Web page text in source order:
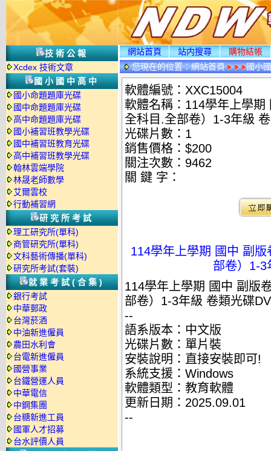
技術公報
Xcdex 技術文章
國小國中高中
國小命題題庫光碟
國中命題題庫光碟
高中命題題庫光碟
國小補習班教學光碟
國中補習班教育光碟
高中補習班教學光碟
翰林雲端學院
林晟老師數學
艾爾雲校
行動補習網
研究所考試
理工研究所(單科)
商管研究所(單科)
文科藝術傳播(單科)
研究所考試(套裝)
就業考試(合集)
銀行考試
中華郵政
台灣菸酒
中油新進僱員
農田水利會
台電新進僱員
國營事業
台鐵營運人員
中華電信
中鋼集團
台糖新進工員
國軍人才招募
台水評價人員
網站首頁 站内搜尋
購物結帳
您現在的位置：網站首頁 國小
軟體編號：XXC15004
軟體名稱：114學年上學
全科目.全部卷）1-3年級
光碟片數：1
銷售價格：$200
關注次數： 9462
關 鍵 字：
114學年上學期 國中 副
部卷）1-3
114學年上學期 國中 副版
部卷）1-3年級 卷類光碟
--
語系版本：中文版
光碟片數：單片裝
安裝說明：直接安裝即可!
系統支援：Windows
軟體類型：教育軟體
更新日期：2025.09.01
--